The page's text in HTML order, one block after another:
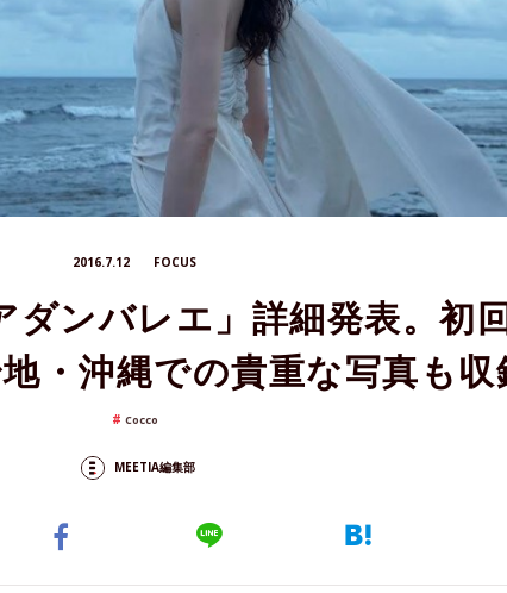
2016.7.12 FOCUS
ンバレエ」詳細発表。初
・沖縄での貴重な写真も収
Cocco
MEETIA編集部